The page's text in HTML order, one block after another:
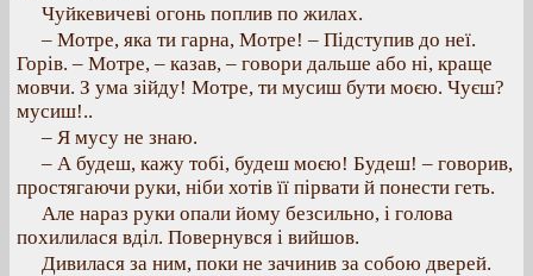
Чуйкевичеві огонь поплив по жилах.
– Мотре, яка ти гарна, Мотре! – Підступив до неї.
Горів. – Мотре, – казав, – говори дальше або ні, краще
мовчи. З ума зійду! Мотре, ти мусиш бути моєю. Чуєш?
мусиш!..
– Я мусу не знаю.
– А будеш, кажу тобі, будеш моєю! Будеш! – говорив,
простягаючи руки, ніби хотів її пірвати й понести геть.
Але нараз руки опали йому безсильно, і голова
похилилася вділ. Повернувся і вийшов.
Дивилася за ним, поки не зачинив за собою дверей.